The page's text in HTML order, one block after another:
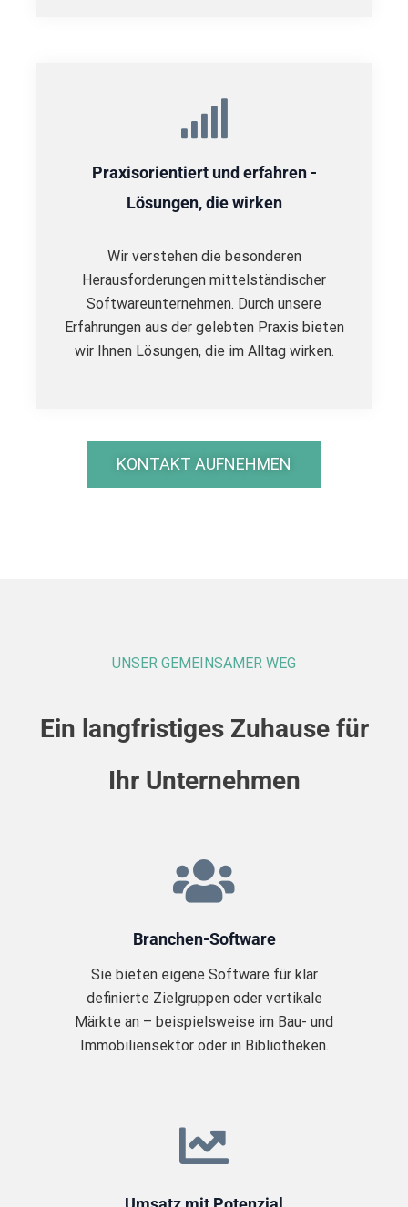
Praxisorientiert und erfahren -
Lösungen, die wirken
Wir verstehen die besonderen
Herausforderungen mittelständischer
Softwareunternehmen. Durch unsere
Erfahrungen aus der gelebten Praxis bieten
wir Ihnen Lösungen, die im Alltag wirken.
KONTAKT AUFNEHMEN
UNSER GEMEINSAMER WEG
Ein langfristiges Zuhause für
Ihr Unternehmen
Branchen-Software
Sie bieten eigene Software für klar
definierte Zielgruppen oder vertikale
Märkte an – beispielsweise im Bau- und
Immobiliensektor oder in Bibliotheken.